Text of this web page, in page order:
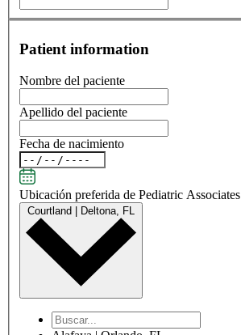
Patient information
Nombre del paciente
Apellido del paciente
Fecha de nacimiento
Ubicación preferida de Pediatric Associates
Courtland | Deltona, FL